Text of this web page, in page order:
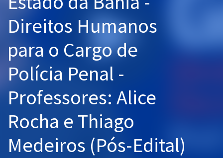
Questões grátis
Blog
Aprovados
Direitos Humanos
para o Cargo de
Polícia Penal -
Professores: Alice
Rocha e Thiago
Medeiros (Pós-Edital)